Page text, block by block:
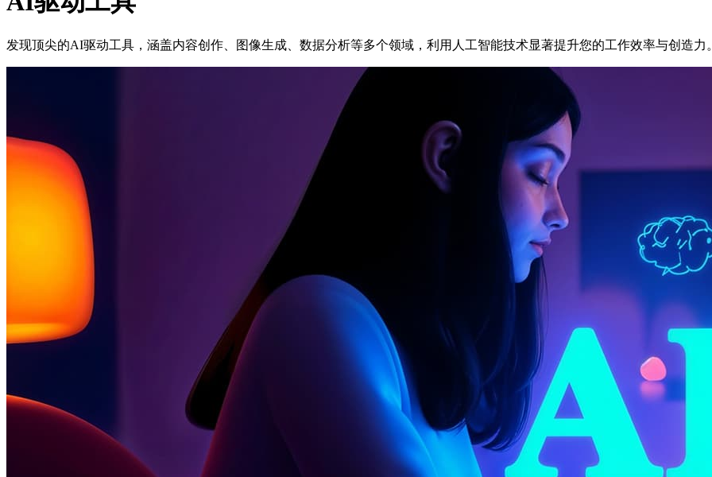
发现顶尖的AI驱动工具，涵盖内容创作、图像生成、数据分析等多个领域，利用人工智能技术显著提升您的工作效率与创造力